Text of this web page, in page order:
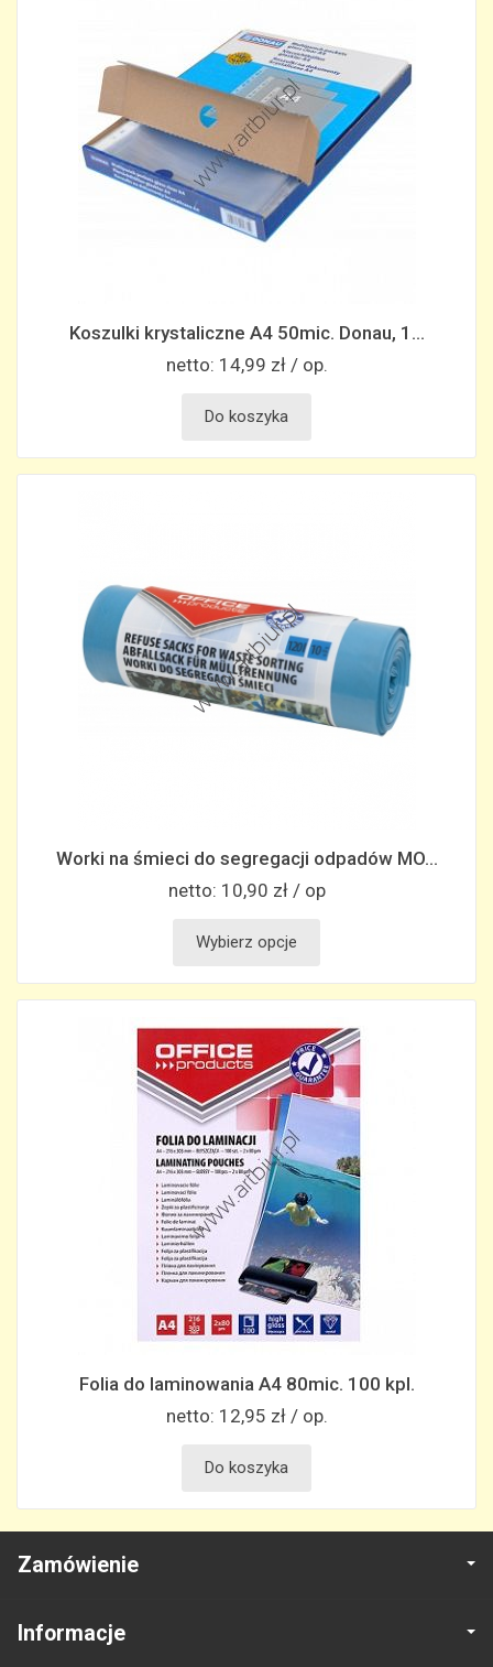
Koszulki krystaliczne A4 50mic. Donau, 1...
netto: 14,99 zł / op.
Do koszyka
Worki na śmieci do segregacji odpadów MO...
netto: 10,90 zł / op
Wybierz opcje
Folia do laminowania A4 80mic. 100 kpl.
netto: 12,95 zł / op.
Do koszyka
Zamówienie
Informacje